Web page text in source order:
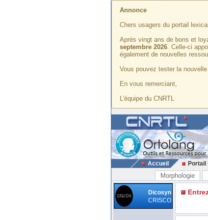
Annonce
Chers usagers du portail
Après vingt ans de bons et
septembre 2026. Celle-ci
également de nouvelles
Vous pouvez tester la
En vous remerciant,
L'équipe du CNRTL
Accueil Portail
Morphologie
Dicosyn
CRISCO